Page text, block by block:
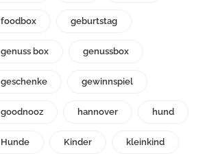
foodbox geburtstag
genuss box genussbox
geschenke gewinnspiel
goodnooz hannover hund
Hunde Kinder kleinkind